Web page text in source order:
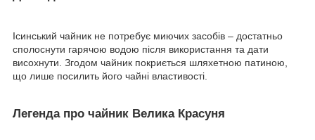
Ісинський чайник не потребує миючих засобів – достатньо
сполоснути гарячою водою після використання та дати
висохнути. Згодом чайник покриється шляхетною патиною,
що лише посилить його чайні властивості.
Легенда про чайник Велика Красуня